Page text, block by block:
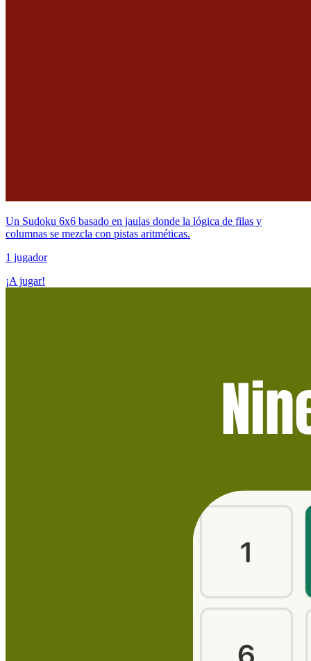
Un Sudoku 6x6 basado en jaulas donde la lógica de filas y
columnas se mezcla con pistas aritméticas.
1 jugador
¡A jugar!